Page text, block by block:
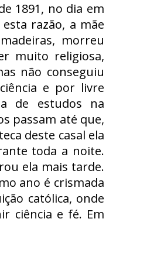
1891, no dia em
razão, a mãe
morreu
muito religiosa,
não conseguiu
e por livre
de estudos na
passam até que,
deste casal ela
toda a noite.
ela mais tarde.
ano é crismada
católica, onde
ciência e fé. Em